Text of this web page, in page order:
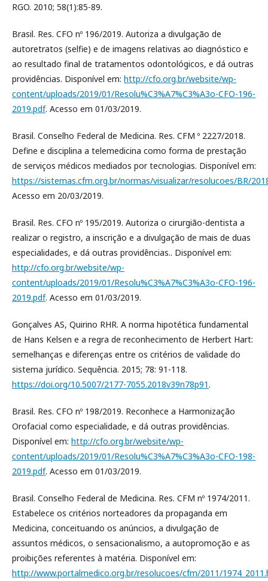
RGO. 2010; 58(1):85-89.
Brasil. Res. CFO nº 196/2019. Autoriza a divulgação de
autoretratos (selfie) e de imagens relativas ao diagnóstico e
ao resultado final de tratamentos odontológicos, e dá outras
providências. Disponível em: http://cfo.org.br/website/wp-
content/uploads/2019/01/Resolu%C3%A7%C3%A3o-CFO-196-
2019.pdf. Acesso em 01/03/2019.
Brasil. Conselho Federal de Medicina. Res. CFM º 2227/2018.
Define e disciplina a telemedicina como forma de prestação
de serviços médicos mediados por tecnologias. Disponível em:
https://sistemas.cfm.org.br/normas/visualizar/resolucoes/BR/
Acesso em 20/03/2019.
Brasil. Res. CFO nº 195/2019. Autoriza o cirurgião-dentista a
realizar o registro, a inscrição e a divulgação de mais de duas
especialidades, e dá outras providências.. Disponível em:
http://cfo.org.br/website/wp-
content/uploads/2019/01/Resolu%C3%A7%C3%A3o-CFO-196-
2019.pdf. Acesso em 01/03/2019.
Gonçalves AS, Quirino RHR. A norma hipotética fundamental
de Hans Kelsen e a regra de reconhecimento de Herbert Hart:
semelhanças e diferenças entre os critérios de validade do
sistema jurídico. Sequência. 2015; 78: 91-118.
https://doi.org/10.5007/2177-7055.2018v39n78p91.
Brasil. Res. CFO nº 198/2019. Reconhece a Harmonização
Orofacial como especialidade, e dá outras providências.
Disponível em: http://cfo.org.br/website/wp-
content/uploads/2019/01/Resolu%C3%A7%C3%A3o-CFO-198-
2019.pdf. Acesso em 01/03/2019.
Brasil. Conselho Federal de Medicina. Res. CFM nº 1974/2011.
Estabelece os critérios norteadores da propaganda em
Medicina, conceituando os anúncios, a divulgação de
assuntos médicos, o sensacionalismo, a autopromoção e as
proibições referentes à matéria. Disponível em:
http://www.portalmedico.org.br/resolucoes/cfm/2011/